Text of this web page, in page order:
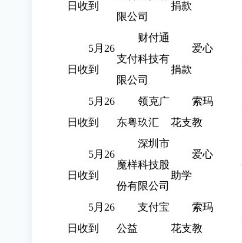
日收到
限公司
捐款
5月26
日收到
财付通
支付科技有
限公司
爱心
捐款
5月26
日收到
领克广
东粤玖汇
索玛
花支教
5月26
日收到
深圳市
魔样科技股
份有限公司
爱心
助学
5月26
日收到
支付宝
公益
索玛
花支教